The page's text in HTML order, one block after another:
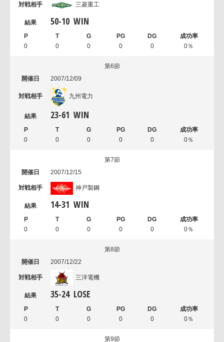
三菱重工
50-10 WIN
0 0 0 0 0 0％
第6節
2007/12/09
九州電力
23-61 WIN
0 0 0 0 0 0％
第7節
2007/12/15
神戸製鋼
14-31 WIN
0 0 0 0 0 0％
第8節
2007/12/22
三洋電機
35-24 LOSE
0 0 0 0 0 0％
第9節